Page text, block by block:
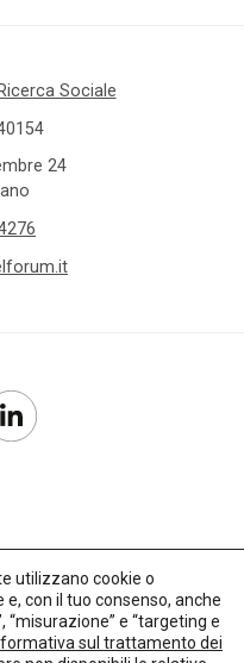
Sociale
24
utilizzano cookie o
con il tuo consenso, anche
e “targeting e
sul trattamento dei